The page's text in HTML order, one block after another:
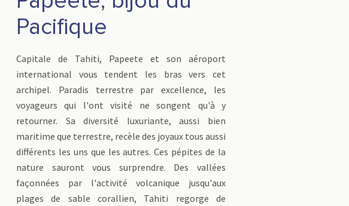
Pacifique
Capitale de Tahiti, Papeete et son aéroport
international vous tendent les bras vers cet
archipel. Paradis terrestre par excellence, les
voyageurs qui l'ont visité ne songent qu'à y
retourner. Sa diversité luxuriante, aussi bien
maritime que terrestre, recèle des joyaux tous aussi
différents les uns que les autres. Ces pépites de la
nature sauront vous surprendre. Des vallées
façonnées par l'activité volcanique jusqu'aux
plages de sable corallien, Tahiti regorge de